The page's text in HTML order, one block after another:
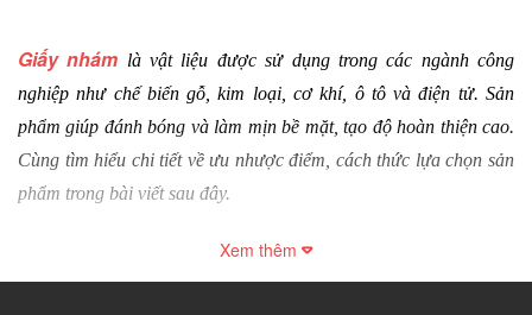
Giấy nhám là vật liệu được sử dụng trong các ngành công
nghiệp như chế biến gỗ, kim loại, cơ khí, ô tô và điện tử. Sản
phẩm giúp đánh bóng và làm mịn bề mặt, tạo độ hoàn thiện cao.
Cùng tìm hiểu chi tiết về ưu nhược điểm, cách thức lựa chọn sản
phẩm trong bài viết sau đây.
1. Giấy nhám là gì?
Giấy nhám còn được gọi là giấy ráp, là loại vật liệu có bề mặt phủ
Xem thêm